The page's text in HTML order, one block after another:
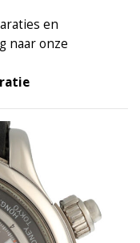
en
naar onze